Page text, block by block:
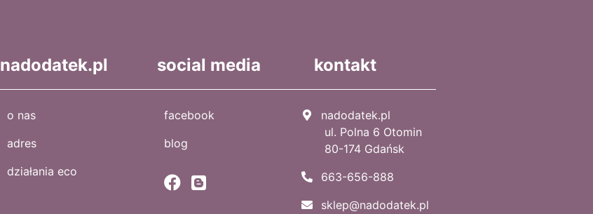
nadodatek.pl
o nas
adres
działania eco
social media
facebook
blog
kontakt
nadodatek.pl
ul. Polna 6 Otomin
80-174 Gdańsk
663-656-888
sklep@nadodatek.pl